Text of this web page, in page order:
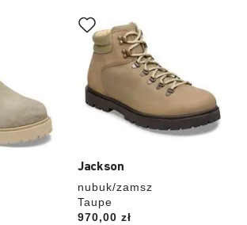
Jackson
nubuk/zamsz
Taupe
Price:
970,00 zł
koloru
spowoduje
zmianę
zdjęcia
produktu